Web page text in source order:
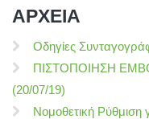
ΑΡΧΕΙΑ
Οδηγίες
ΠΙΣΤΟΠΟΙΗΣΗ
(20/07/19)
Νομοθετική Ρύθμιση